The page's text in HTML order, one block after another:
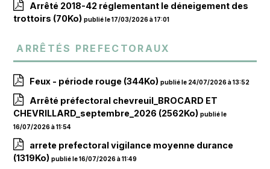
Arrêté 2018-42 réglementant le déneigement des
trottoirs (70Ko)publié le 17/03/2026 à 17:01
Arrêtés prefectoraux
Feux - période rouge (344Ko)publié le 24/07/2026 à 13:52
Arrêté préfectoral chevreuil_BROCARD ET
CHEVRILLARD_septembre_2026 (2562Ko)publié le
16/07/2026 à 11:54
arrete prefectoral vigilance moyenne durance
(1319Ko)publié le 16/07/2026 à 11:49